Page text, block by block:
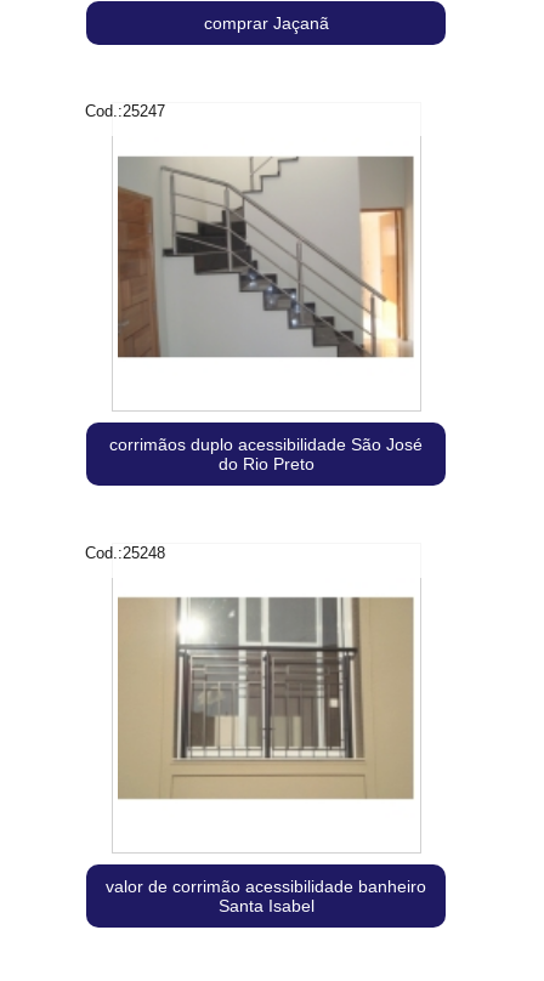
comprar Jaçanã
Cod.:25247
corrimãos duplo acessibilidade São José
do Rio Preto
Cod.:25248
valor de corrimão acessibilidade banheiro
Santa Isabel